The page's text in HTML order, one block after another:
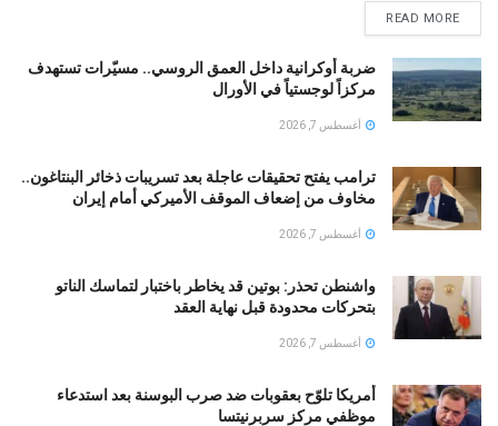
READ MORE
ضربة أوكرانية داخل العمق الروسي.. مسيّرات تستهدف
مركزاً لوجستياً في الأورال
أغسطس 7, 2026
ترامب يفتح تحقيقات عاجلة بعد تسريبات ذخائر البنتاغون..
مخاوف من إضعاف الموقف الأميركي أمام إيران
أغسطس 7, 2026
واشنطن تحذر: بوتين قد يخاطر باختبار لتماسك الناتو
بتحركات محدودة قبل نهاية العقد
أغسطس 7, 2026
أمريكا تلوّح بعقوبات ضد صرب البوسنة بعد استدعاء
موظفي مركز سربرنيتسا